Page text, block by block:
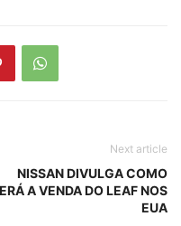
Next article
NISSAN DIVULGA COMO
A VENDA DO LEAF NOS
EUA